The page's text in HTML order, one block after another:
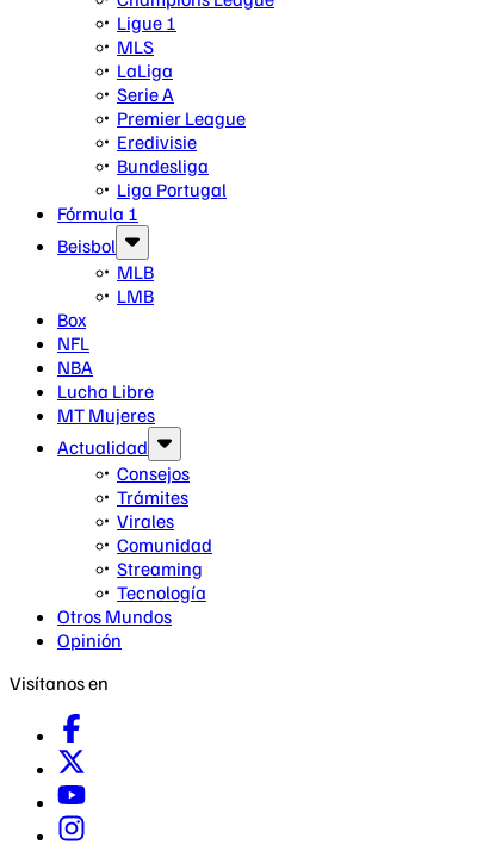
Ligue 1
MLS
LaLiga
Serie A
Premier League
Eredivisie
Bundesliga
Liga Portugal
Fórmula 1
Beisbol
MLB
LMB
Box
NFL
NBA
Lucha Libre
MT Mujeres
Actualidad
Consejos
Trámites
Virales
Comunidad
Streaming
Tecnología
Otros Mundos
Opinión
Visítanos en